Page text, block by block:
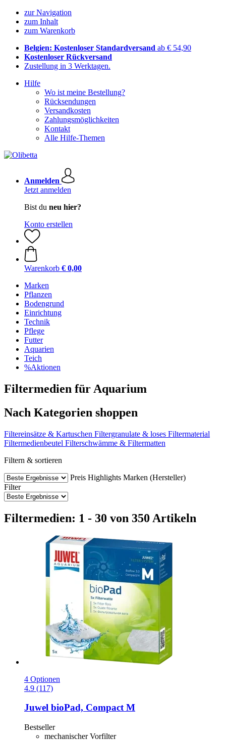
zur Navigation
zum Inhalt
zum Warenkorb
Belgien: Kostenloser Standardversand ab € 54,90
Kostenloser Rückversand
Zustellung in 3 Werktagen.
Hilfe
Wo ist meine Bestellung?
Rücksendungen
Versandkosten
Zahlungsmöglichkeiten
Kontakt
Alle Hilfe-Themen
Anmelden
Jetzt anmelden
Bist du neu hier?
Konto erstellen
Warenkorb € 0,00
Marken
Pflanzen
Bodengrund
Einrichtung
Technik
Pflege
Futter
Aquarien
Teich
%Aktionen
Filtermedien für Aquarium
Nach Kategorien shoppen
Filtereinsätze & Kartuschen Filtergranulate & loses Filtermaterial
Filtermedienbeutel Filterschwämme & Filtermatten
Filtern & sortieren
Preis Highlights Marken (Hersteller)
Filter
Filtermedien: 1 - 30 von 350 Artikeln
4 Optionen
4.9 (117)
Juwel bioPad, Compact M
Bestseller
mechanischer Vorfilter